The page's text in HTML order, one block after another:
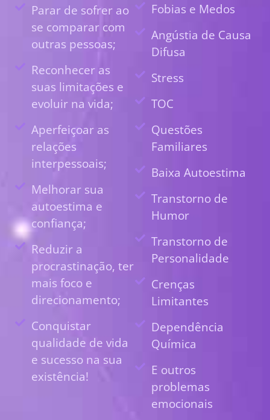
Parar de sofrer ao
se comparar com
outras pessoas;
Reconhecer as
suas limitações e
evoluir na vida;
Aperfeiçoar as
relações
interpessoais;
Melhorar sua
autoestima e
confiança;
Reduzir a
procrastinação, ter
mais foco e
direcionamento;
Conquistar
qualidade de vida
e sucesso na sua
existência!
Fobias e Medos
Angústia de Causa
Difusa
Stress
TOC
Questões
Familiares
Baixa Autoestima
Transtorno de
Humor
Transtorno de
Personalidade
Crenças
Limitantes
Dependência
Química
E outros
problemas
emocionais